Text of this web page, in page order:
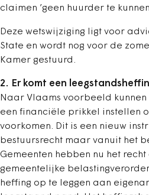
claimen ’geen huurder te kunnen
Deze wetswijziging ligt voor
State en wordt nog voor de
Kamer gestuurd.
2. Er komt een
Naar Vlaams voorbeeld
een financiële prikkel instellen
voorkomen. Dit is een nieuw
bestuursrecht maar vanuit het
Gemeenten hebben nu het recht
gemeentelijke
heffing op te leggen aan